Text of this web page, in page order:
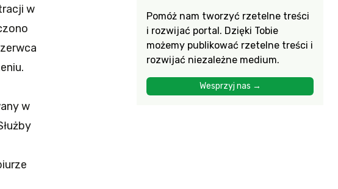
w
w
Pomóż nam tworzyć rzetelne treści
i rozwijać portal. Dzięki Tobie
możemy publikować rzetelne treści i
rozwijać niezależne medium.
Wesprzyj nas →